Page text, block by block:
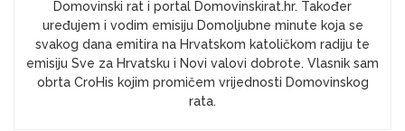
Domovinski rat i portal Domovinskirat.hr. Također
uređujem i vodim emisiju Domoljubne minute koja se
svakog dana emitira na Hrvatskom katoličkom radiju te
emisiju Sve za Hrvatsku i Novi valovi dobrote. Vlasnik sam
obrta CroHis kojim promičem vrijednosti Domovinskog
rata.